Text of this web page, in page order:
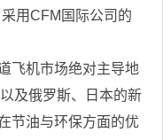
用CFM国际公司的
机市场绝对主导地
及俄罗斯、日本的新
节油与环保方面的优